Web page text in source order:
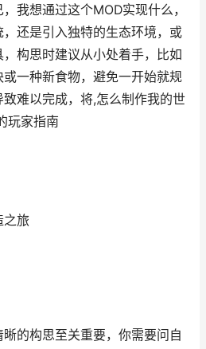
我想通过这个MOD实现什么，
还是引入独特的生态环境，或
构思时建议从小处着手，比如
一种新食物，避免一开始就规
难以完成，将,怎么制作我的世
玩家指南
之旅
的构思至关重要，你需要问自